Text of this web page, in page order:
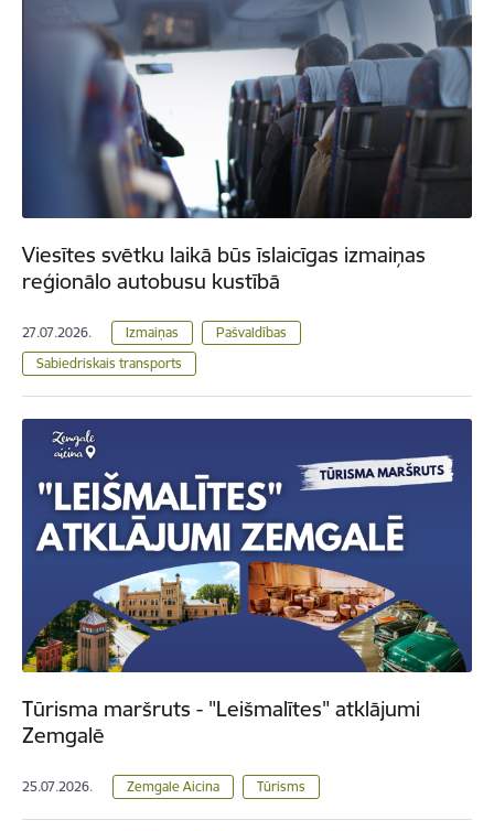
Viesītes svētku laikā būs īslaicīgas izmaiņas
reģionālo autobusu kustībā
27.07.2026. Izmaiņas
Pašvaldības
Sabiedriskais transports
Tūrisma maršruts - "Leišmalītes" atklājumi
Zemgalē
25.07.2026. Zemgale Aicina Tūrisms